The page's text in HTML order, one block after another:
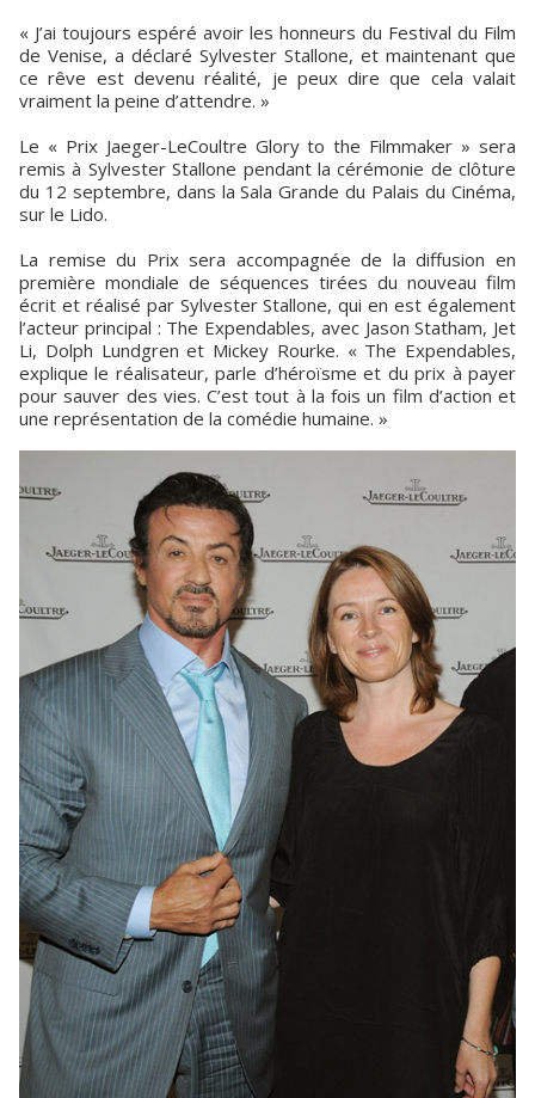
« J’ai toujours espéré avoir les honneurs du Festival du Film
de Venise, a déclaré Sylvester Stallone, et maintenant que
ce rêve est devenu réalité, je peux dire que cela valait
vraiment la peine d’attendre. »
Le « Prix Jaeger-LeCoultre Glory to the Filmmaker » sera
remis à Sylvester Stallone pendant la cérémonie de clôture
du 12 septembre, dans la Sala Grande du Palais du Cinéma,
sur le Lido.
La remise du Prix sera accompagnée de la diffusion en
première mondiale de séquences tirées du nouveau film
écrit et réalisé par Sylvester Stallone, qui en est également
l’acteur principal : The Expendables, avec Jason Statham, Jet
Li, Dolph Lundgren et Mickey Rourke. « The Expendables,
explique le réalisateur, parle d’héroïsme et du prix à payer
pour sauver des vies. C’est tout à la fois un film d’action et
une représentation de la comédie humaine. »